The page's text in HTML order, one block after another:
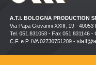
A.T.I. BOLOGNA PRODUCTION
Via Papa Giovanni XXIII, 19 -
Tel. 051.831058 - Fax 051.831146 -
C.F. e P. IVA 02730751209 -